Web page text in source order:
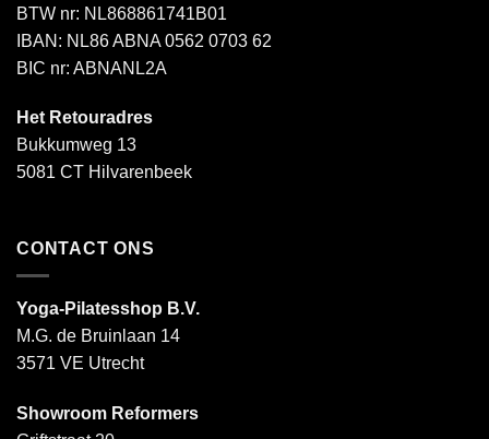
BTW nr: NL868861741B01
IBAN: NL86 ABNA 0562 0703 62
BIC nr: ABNANL2A
Het Retouradres
Bukkumweg 13
5081 CT Hilvarenbeek
CONTACT ONS
Yoga-Pilatesshop B.V.
M.G. de Bruinlaan 14
3571 VE Utrecht
Showroom Reformers